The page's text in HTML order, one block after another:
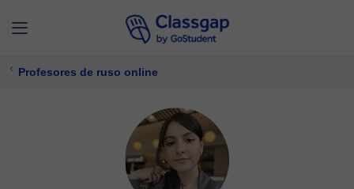
Profesores de ruso online